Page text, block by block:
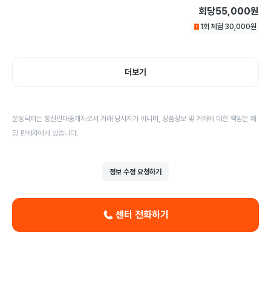
회당55,000원
1회 체험 30,000원
더보기
운동닥터는 통신판매중개자로서 거래 당사자가 아니며, 상품정보 및 거래에 대한 책임은 해
당 판매자에게 있습니다.
정보 수정 요청하기
센터 전화하기